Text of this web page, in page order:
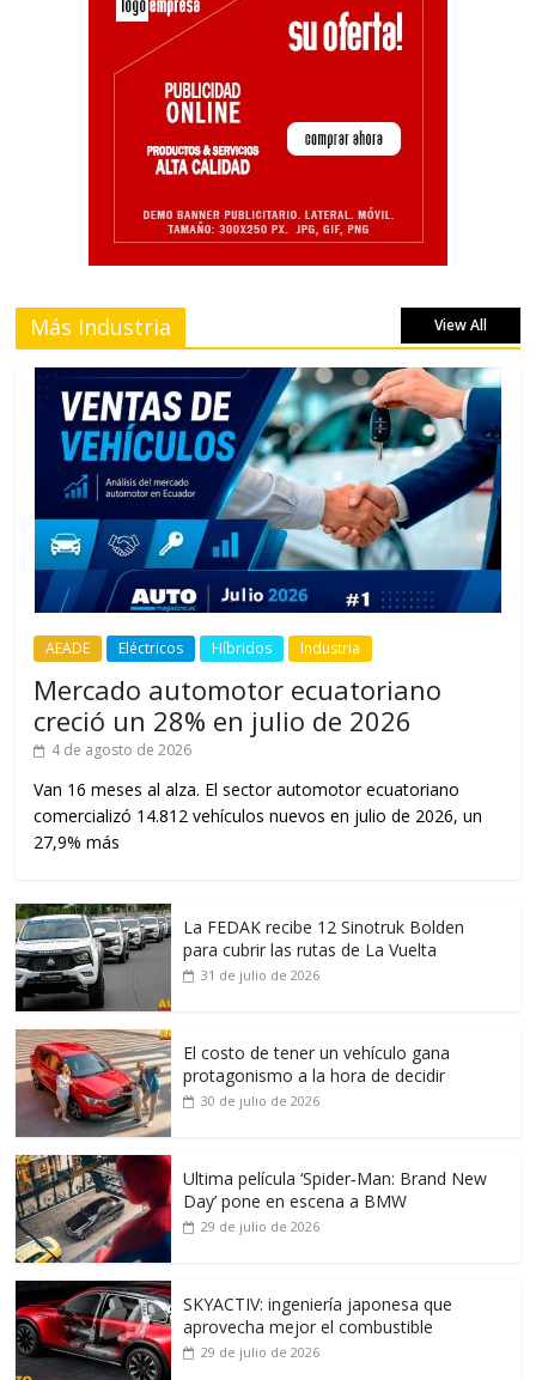
Más Industria View All
AEADE Eléctricos Híbridos Industria
Mercado automotor ecuatoriano
creció un 28% en julio de 2026
4 de agosto de 2026
Van 16 meses al alza. El sector automotor ecuatoriano
comercializó 14.812 vehículos nuevos en julio de 2026, un
27,9% más
La FEDAK recibe 12 Sinotruk Bolden
para cubrir las rutas de La Vuelta
31 de julio de 2026
El costo de tener un vehículo gana
protagonismo a la hora de decidir
30 de julio de 2026
Ultima película ‘Spider‑Man: Brand New
Day’ pone en escena a BMW
29 de julio de 2026
SKYACTIV: ingeniería japonesa que
aprovecha mejor el combustible
29 de julio de 2026